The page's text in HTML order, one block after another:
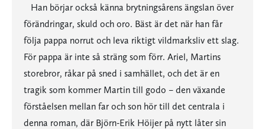
Han börjar också känna brytningsårens ängslan över
förändringar, skuld och oro. Bäst är det när han får
följa pappa norrut och leva riktigt vildmarksliv ett slag.
För pappa är inte så sträng som förr. Ariel, Martins
storebror, råkar på sned i samhället, och det är en
tragik som kommer Martin till godo – den växande
förståelsen mellan far och son hör till det centrala i
denna roman, där Björn-Erik Höijer på nytt låter sin